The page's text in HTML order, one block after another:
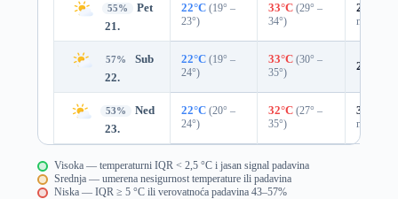
55%
Pet
21.
22°C (19° –
23°)
33°C (29° –
34°)
29%
mm)
57%
Sub
22.
22°C (19° –
24°)
33°C (30° –
35°)
24%
53%
Ned
23.
22°C (20° –
24°)
32°C (27° –
35°)
31%
mm)
Visoka — temperaturni IQR < 2,5 °C i jasan signal padavina
Srednja — umerena nesigurnost temperature ili padavina
Niska — IQR ≥ 5 °C ili verovatnoća padavina 43–57%